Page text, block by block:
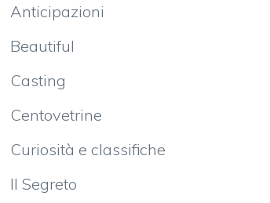
Anticipazioni
Beautiful
Casting
Centovetrine
Curiosità e classifiche
Il Segreto